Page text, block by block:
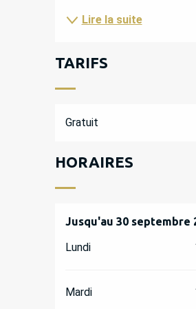
Lire la suite
TARIFS
Gratuit
HORAIRES
Du1 juillet 2026au30
Jusqu'au 30 septembre
Lundi
Mardi